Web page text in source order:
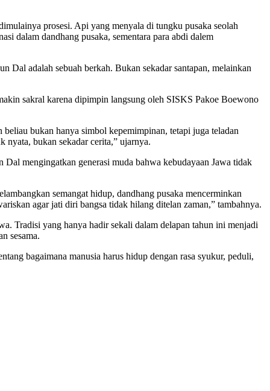
prosesi. Api yang menyala di tungku pusaka seolah
dalam dandhang pusaka, sementara para abdi dalem
Dal adalah sebuah berkah. Bukan sekadar santapan, melainkan
sakral karena dipimpin langsung oleh SISKS Pakoe Boewono
bukan hanya simbol kepemimpinan, tetapi juga teladan
nyata, bukan sekadar cerita,” ujarnya.
mengingatkan generasi muda bahwa kebudayaan Jawa tidak
semangat hidup, dandhang pusaka mencerminkan
agar jati diri bangsa tidak hilang ditelan zaman,” tambahnya.
Tradisi yang hanya hadir sekali dalam delapan tahun ini menjadi
sesama.
bagaimana manusia harus hidup dengan rasa syukur, peduli,